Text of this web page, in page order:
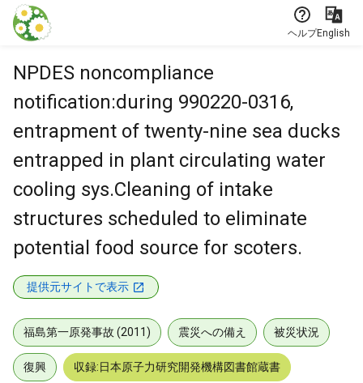
本文に飛ぶ
ヘルプEnglish
NPDES noncompliance
notification:during 990220-0316,
entrapment of twenty-nine sea ducks
entrapped in plant circulating water
cooling sys.Cleaning of intake
structures scheduled to eliminate
potential food source for scoters.
提供元サイトで表示
福島第一原発事故 (2011) 震災への備え 被災状況
復興 収録:日本原子力研究開発機構図書館蔵書